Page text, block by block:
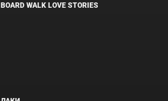
BOARD WALK LOVE STORIES